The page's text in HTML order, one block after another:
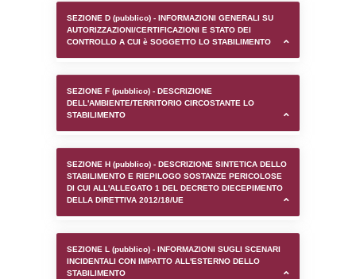
Stabilimento
nel comune di Foligno
SEZIONE A1 (pubblico) - INFORMAZIONI
SEZIONE D (pubblico) - INFORMAZIONI